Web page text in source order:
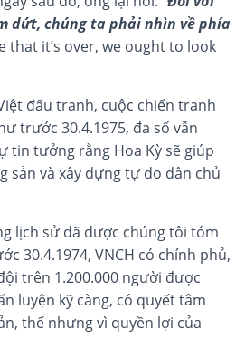
dứt, chúng ta phải nhìn về phía
that it’s over, we ought to look
đấu tranh, cuộc chiến tranh
trước 30.4.1975, đa số vẫn
tin tưởng rằng Hoa Kỳ sẽ giúp
sản và xây dựng tự do dân chủ
lịch sử đã được chúng tôi tóm
30.4.1974, VNCH có chính phủ,
trên 1.200.000 người được
luyện kỹ càng, có quyết tâm
thế nhưng vì quyền lợi của